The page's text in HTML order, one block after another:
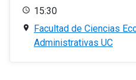
15:30
Facultad de Ciencias
Administrativas UC